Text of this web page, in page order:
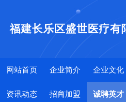
福建长乐区盛世医疗有
网站首页 企业简介 企业文化
资讯动态 招商加盟 诚聘英才